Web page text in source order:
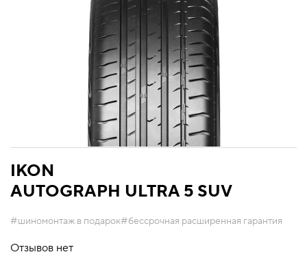
IKON
AUTOGRAPH ULTRA 5 SUV
#шиномонтаж в подарок#бессрочная расширенная гарантия
Отзывов нет